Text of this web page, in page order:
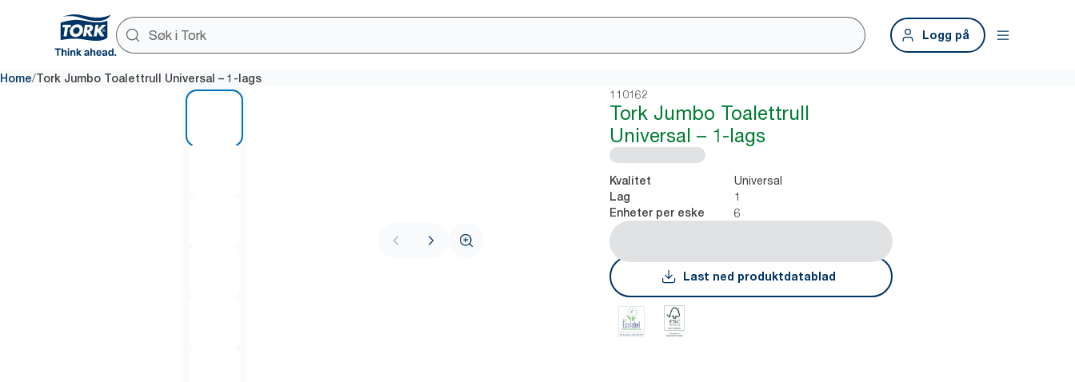
Logg på
Home/Tork Jumbo Toalettrull Universal – 1-lags
110162
Tork Jumbo Toalettrull
Universal – 1-lags
Kvalitet Universal
Lag 1
Enheter per eske 6
Last ned produktdatablad